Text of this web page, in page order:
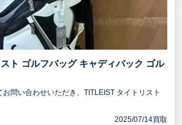
ト ゴルフバッグ キャディバック ゴル
問い合わせいただき、TITLEIST タイトリスト
2025/07/14買取